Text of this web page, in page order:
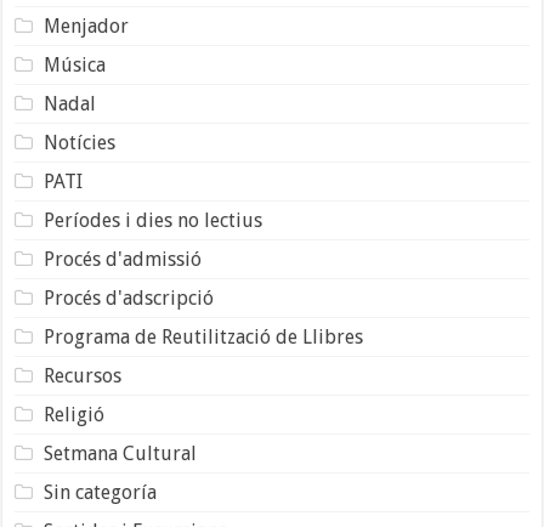
Menjador
Música
Nadal
Notícies
PATI
Períodes i dies no lectius
Procés d'admissió
Procés d'adscripció
Programa de Reutilització de Llibres
Recursos
Religió
Setmana Cultural
Sin categoría